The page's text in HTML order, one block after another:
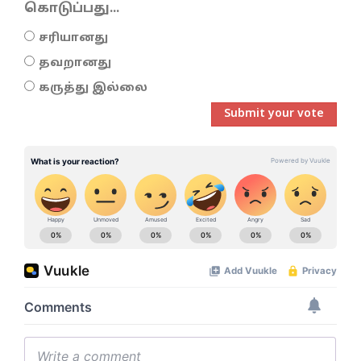
கொடுப்பது...
சரியானது
தவறானது
கருத்து இல்லை
Submit your vote